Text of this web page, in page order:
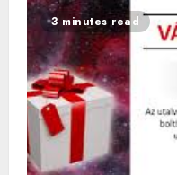
3 minutes read